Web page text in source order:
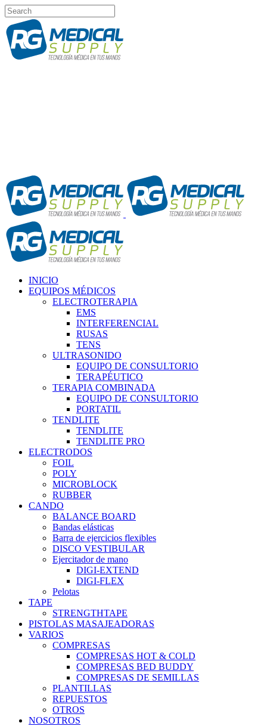
INICIO
EQUIPOS MÉDICOS
ELECTROTERAPIA
EMS
INTERFERENCIAL
RUSAS
TENS
ULTRASONIDO
EQUIPO DE CONSULTORIO
TERAPÉUTICO
TERAPIA COMBINADA
EQUIPO DE CONSULTORIO
PORTATIL
TENDLITE
TENDLITE
TENDLITE PRO
ELECTRODOS
FOIL
POLY
MICROBLOCK
RUBBER
CANDO
BALANCE BOARD
Bandas elásticas
Barra de ejercicios flexibles
DISCO VESTIBULAR
Ejercitador de mano
DIGI-EXTEND
DIGI-FLEX
Pelotas
TAPE
STRENGTHTAPE
PISTOLAS MASAJEADORAS
VARIOS
COMPRESAS
COMPRESAS HOT & COLD
COMPRESAS BED BUDDY
COMPRESAS DE SEMILLAS
PLANTILLAS
REPUESTOS
OTROS
NOSOTROS